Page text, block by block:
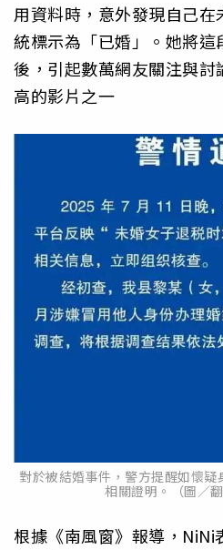
用資料時，意外發現自己
統標示為「已婚」。她將
後，引起數萬網友關注與
高的影片之一
對於被結婚事件，警方提醒如懷
相關證明。（圖／翻
根據《南風窗》報導，NiNi